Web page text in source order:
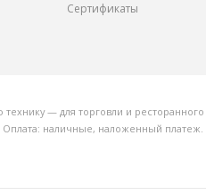
Сертификаты
— для торговли и
Оплата: наличные, наложенный платеж.